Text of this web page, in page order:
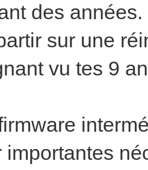
des années.
sur une
vu tes 9
importantes